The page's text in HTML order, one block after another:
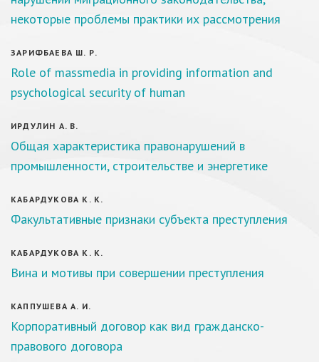
некоторые проблемы практики их рассмотрения
ЗАРИФБАЕВА Ш. Р.
Role of massmedia in providing information and
psychological security of human
ИРДУЛИН А. В.
Общая характеристика правонарушений в
промышленности, строительстве и энергетике
КАБАРДУКОВА К. К.
Факультативные признаки субъекта преступления
КАБАРДУКОВА К. К.
Вина и мотивы при совершении преступления
КАППУШЕВА А. И.
Корпоративный договор как вид гражданско-
правового договора